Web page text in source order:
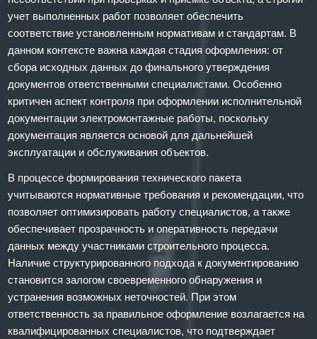
учет выполненных работ позволяет обеспечить
соответствие установленным нормативам и стандартам. В
данном контексте важна каждая стадия оформления: от
сбора исходных данных до финального утверждения
документов ответственными специалистами. Особенно
критичен аспект контроля при оформлении исполнительной
документации электромонтажные работы, поскольку
документация является основой для дальнейшей
эксплуатации и обслуживания объектов.
В процессе формирования технического пакета
учитываются нормативные требования и рекомендации, что
позволяет оптимизировать работу специалистов, а также
обеспечивает прозрачность и оперативность передачи
данных между участниками строительного процесса.
Наличие структурированного подхода к документированию
становится залогом своевременного обнаружения и
устранения возможных неточностей. При этом
ответственность за правильное оформление возлагается на
квалифицированных специалистов, что подтверждает